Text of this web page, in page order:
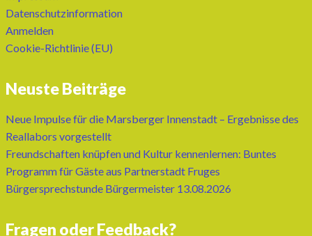
Datenschutzinformation
Anmelden
Cookie-Richtlinie (EU)
Neuste Beiträge
Neue Impulse für die Marsberger Innenstadt – Ergebnisse des
Reallabors vorgestellt
Freundschaften knüpfen und Kultur kennenlernen: Buntes
Programm für Gäste aus Partnerstadt Fruges
Bürgersprechstunde Bürgermeister 13.08.2026
Fragen oder Feedback?